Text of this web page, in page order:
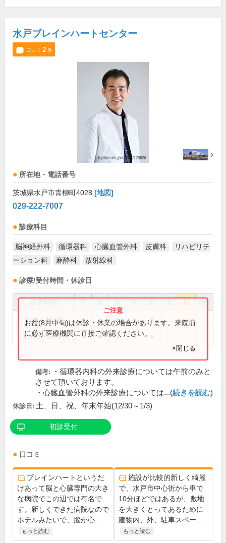
水戸ブレインハートセンター
口コミ 2件
所在地・電話番号
茨城県水戸市青柳町4028 [地図]
029-222-7007
診療科目
脳神経外科 循環器科 心臓血管外科 皮膚科
リハビリテ
ーション科
麻酔科 放射線科
診療/受付時間・休診日
祝
9:00～11:30 ● ● ● ● ●
13:00～16:00 ● ● ● ●
お盆(8月中旬)は休診・休業の場合があります。来院前
に必ず医療機関に直接ご確認ください。
×閉じる
備考:
・循環器内科の外来診療については午前のみと
させて頂いております。
・心臓血管外科の外来診療については...(続きを読む)
休診日: 土、日、祝、年末年始(12/30～1/3)
初診受付
口コミ
ブレインハートというだ
けあって脳と心臓専門の大き
な病院でこの辺では有名で
す。新しくできた病院なので
ホテルみたいで、脳か心...
もっと読む
施設が比較的新しく綺麗
で、水戸市中心街から車で
10分ほどではあるが、敷地
を大きくとってあるために
建物内、外、駐車スペー...
もっと読む